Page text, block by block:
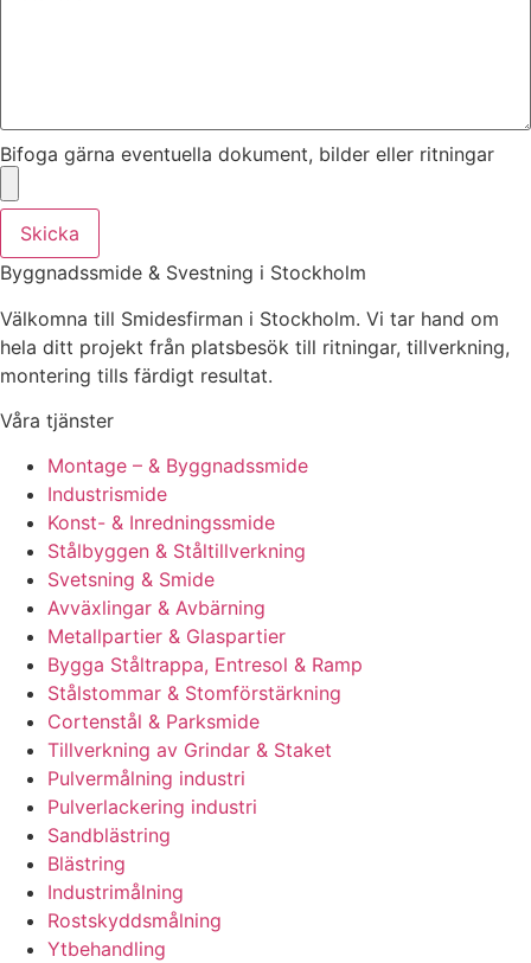
Bifoga gärna eventuella dokument, bilder eller ritningar
Skicka
Byggnadssmide & Svestning i Stockholm
Välkomna till Smidesfirman i Stockholm. Vi tar hand om
hela ditt projekt från platsbesök till ritningar, tillverkning,
montering tills färdigt resultat.
Våra tjänster
Montage – & Byggnadssmide
Industrismide
Konst- & Inredningssmide
Stålbyggen & Ståltillverkning
Svetsning & Smide
Avväxlingar & Avbärning
Metallpartier & Glaspartier
Bygga Ståltrappa, Entresol & Ramp
Stålstommar & Stomförstärkning
Cortenstål & Parksmide
Tillverkning av Grindar & Staket
Pulvermålning industri
Pulverlackering industri
Sandblästring
Blästring
Industrimålning
Rostskyddsmålning
Ytbehandling